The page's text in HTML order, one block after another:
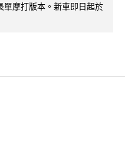
摩打版本。新車即日起於